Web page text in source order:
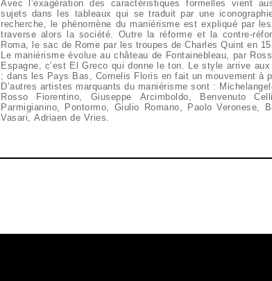
Avec l’exagération des caractéristiques formelles vient
sujets dans les tableaux qui se traduit par une
recherche, le phénomène du maniérisme est expliqué par
traverse alors la société. Outre la réforme et la contre-
Roma, le sac de Rome par les troupes de Charles Quint en
Le maniérisme évolue au château de Fontainebleau, par
Espagne, c’est El Greco qui donne le ton. Le style arrive
; dans les Pays Bas, Cornelis Floris en fait un mouvement à
D’autres artistes marquants du maniérisme sont :
Rosso Fiorentino, Giuseppe Arcimboldo, Benvenuto
Parmigianino, Pontormo, Giulio Romano, Paolo Veronese,
Vasari, Adriaen de Vries.